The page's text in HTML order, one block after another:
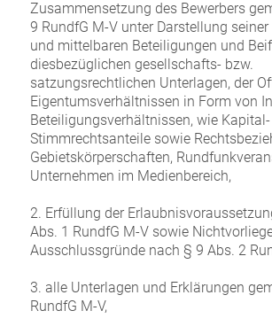
Zusammensetzung des Bewerbers
9 RundfG M-V unter Darstellung
und mittelbaren Beteiligungen und
diesbezüglichen gesellschafts- bzw.
satzungsrechtlichen Unterlagen, der
Eigentumsverhältnissen in Form von
Beteiligungsverhältnissen, wie
Stimmrechtsanteile sowie
Gebietskörperschaften,
Unternehmen im Medienbereich,
2. Erfüllung der
Abs. 1 RundfG M-V sowie
Ausschlussgründe nach § 9 Abs. 2
3. alle Unterlagen und Erklärungen
RundfG M-V,